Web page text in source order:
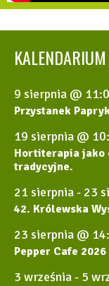
9 sierpnia @
Przystanek
19 sierpnia @
Hortiterapia jako
tradycyjne.
21 sierpnia- 23
42. Królewska
23 sierpnia @
Pepper Cafe
3 września- 5